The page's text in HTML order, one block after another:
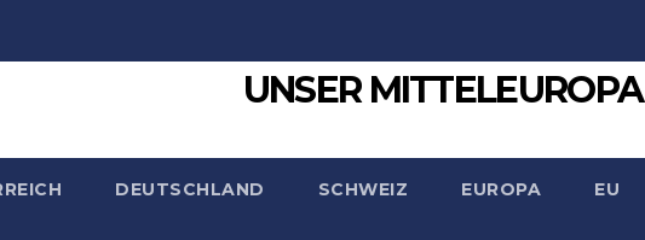
UNSER MITTELEUROPA
DEUTSCHLAND SCHWEIZ EUROPA EU